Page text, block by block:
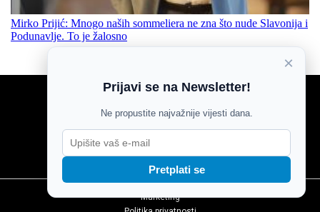
Mirko Prijić: Mnogo naših sommeliera ne zna što nude Slavonija i
Podunavlje. To je žalosno
SPORT
MOZAIK
MAGAZIN
Marketing
×
Prijavi se na Newsletter!
Ne propustite najvažnije vijesti dana.
Pretplati se